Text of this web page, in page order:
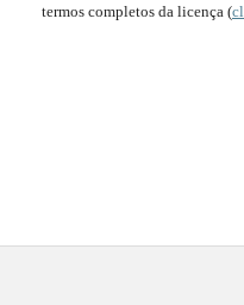
termos completos da licença (